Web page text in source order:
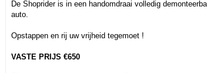
De Shoprider is in een handomdraai volledig
auto.
Opstappen en rij uw vrijheid tegemoet !
VASTE PRIJS €650